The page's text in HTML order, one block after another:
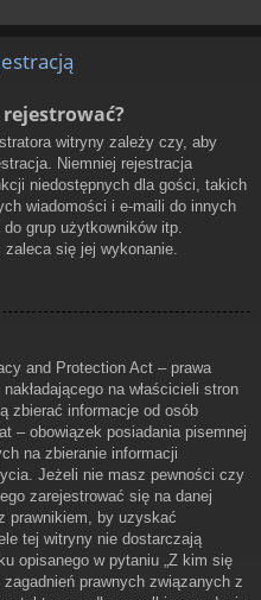
rejestrować?
witryny zależy czy, aby
Niemniej rejestracja
niedostępnych dla gości, takich
wiadomości i e-maili do innych
grup użytkowników itp.
się jej wykonanie.
and Protection Act – prawa
na właścicieli stron
zbierać informacje od osób
– obowiązek posiadania pisemnej
na zbieranie informacji
Jeżeli nie masz pewności czy
zarejestrować się na danej
prawnikiem, by uzyskać
tej witryny nie dostarczają
opisanego w pytaniu „Z kim się
prawnych związanych z